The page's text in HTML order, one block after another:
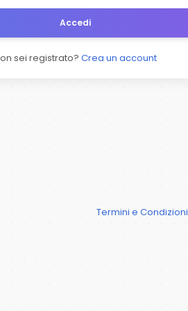
Accedi
sei registrato? Crea un account
Termini e Condizioni